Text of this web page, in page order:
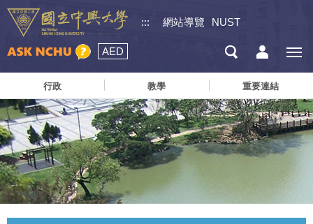
::: 網站導覽 NUST
AED
行政 教學 重要連結